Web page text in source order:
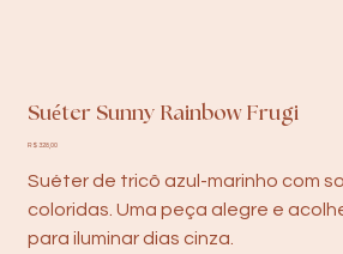
Suéter Sunny Rainbow Frugi
Preço
R$ 328,00
Suéter de tricô azul-marinho com
coloridas. Uma peça alegre e
para iluminar dias cinza.